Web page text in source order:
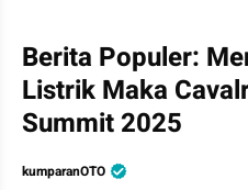
Berita Populer:
Listrik Maka
Summit 2025
kumparanOTO